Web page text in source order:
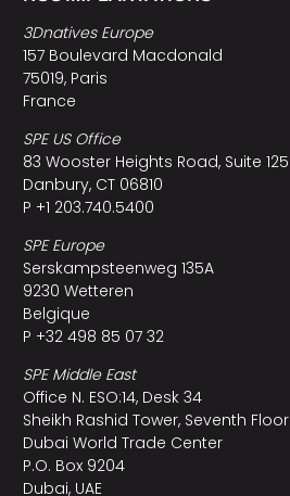
3Dnatives Europe
157 Boulevard Macdonald
75019, Paris
France
SPE US Office
83 Wooster Heights Road, Suite 125
Danbury, CT 06810
P +1 203.740.5400
SPE Europe
Serskampsteenweg 135A
9230 Wetteren
Belgique
P +32 498 85 07 32
SPE Middle East
Office N. ESO:14, Desk 34
Sheikh Rashid Tower, Seventh Floor
Dubai World Trade Center
P.O. Box 9204
Dubai, UAE